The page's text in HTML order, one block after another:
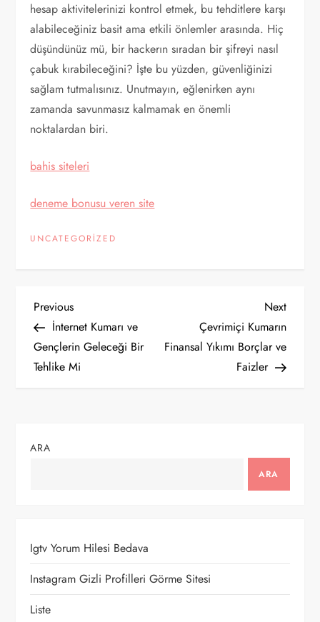
hesap aktivitelerinizi kontrol etmek, bu tehditlere karşı
alabileceğiniz basit ama etkili önlemler arasında. Hiç
düşündünüz mü, bir hackerın sıradan bir şifreyi nasıl
çabuk kırabileceğini? İşte bu yüzden, güvenliğinizi
sağlam tutmalısınız. Unutmayın, eğlenirken aynı
zamanda savunmasız kalmamak en önemli
noktalardan biri.
bahis siteleri
deneme bonusu veren site
UNCATEGORIZED
Y
a
z
g
i
n
Previous
Post
Previous
İnternet Kumarı ve
Gençlerin Geleceği Bir
Tehlike Mi
Next
Post
Next
Çevrimiçi Kumarın
Finansal Yıkımı Borçlar ve
Faizler
ARA
ARA
Igtv Yorum Hilesi Bedava
Instagram Gizli Profilleri Görme Sitesi
Liste